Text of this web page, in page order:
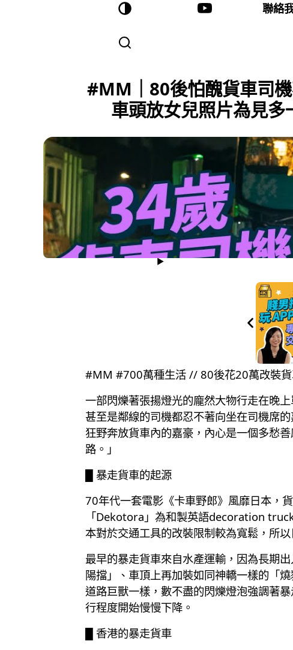
聯絡
#MM｜80後怕醜貨車司
車頭放女兒照片為見
#MM #700萬種生活 // 80後花20萬改裝貨
一部閃爍著張揚燈光的龐然大物行走在晚
甚至是鄰線的司機都忍不著向坐在司機席
狂野奔放貨車內的嘉豪，內心是一個多愁
路。」
█ 暴走貨車的起源
70年代一套電影《卡車野郎》風靡日本，
「Dekotora」為和製英語decoration
本對於交通工具的改裝限制較為寬鬆，所
最早的暴走貨車來自水產運輸，因為長期
陽擋」、車頂上再加裝如同神轎一樣的「
道路巨獸一樣，數不盡的閃爍燈泡強調著
行程度開始慢慢下降。
█ 香港的暴走貨車